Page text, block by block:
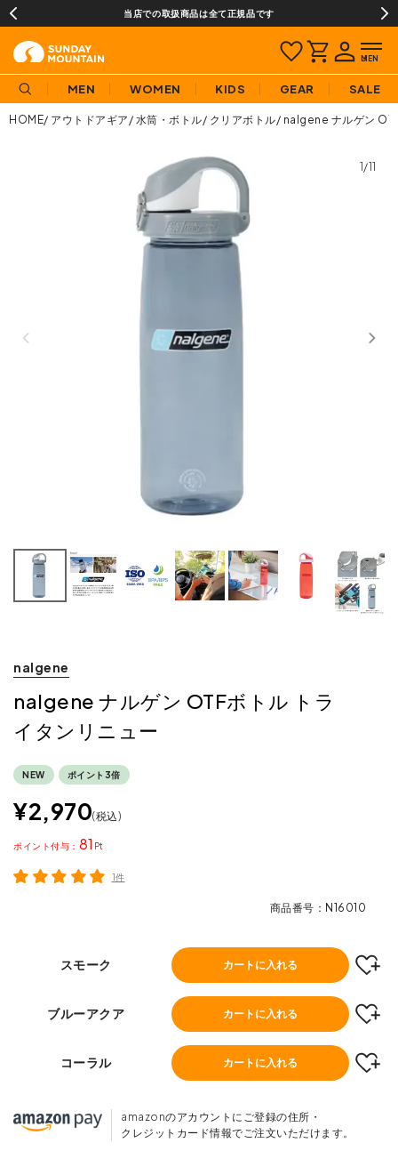
当店での取扱商品は全て正規品です
MEN WOMEN KIDS GEAR SALE
HOME アウトドアギア 水筒・ボトル クリアボトル nalgene ナルゲン
1/11
nalgene
nalgene ナルゲン OTFボトル トラ
イタンリニュー
NEW ポイント3倍
¥2,970 税込
81
ポイント
1件
商品番号 N16010
スモーク カートに入れる
ブルーアクア カートに入れる
コーラル カートに入れる
amazonのアカウントにご登録の住所・
クレジットカード情報でご注文いただけます。